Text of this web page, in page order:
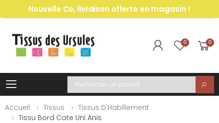
Nouvelle Co, livraison offerte en magasin !
0 0
Toggle mobile menu
Recherche
Accueil
Tissus
Tissus D'Habillement
Tissu Bord Cote Uni Anis